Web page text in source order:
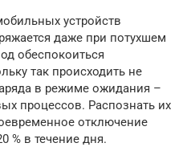
устройств
даже при потухшем
обеспокоиться
так происходить не
в режиме ожидания –
процессов. Распознать их
отключение
% в течение дня.